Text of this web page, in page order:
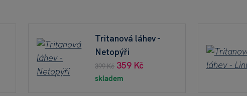
Tritanová láhev -
Netopýři
skladem
399 Kč 359 Kč